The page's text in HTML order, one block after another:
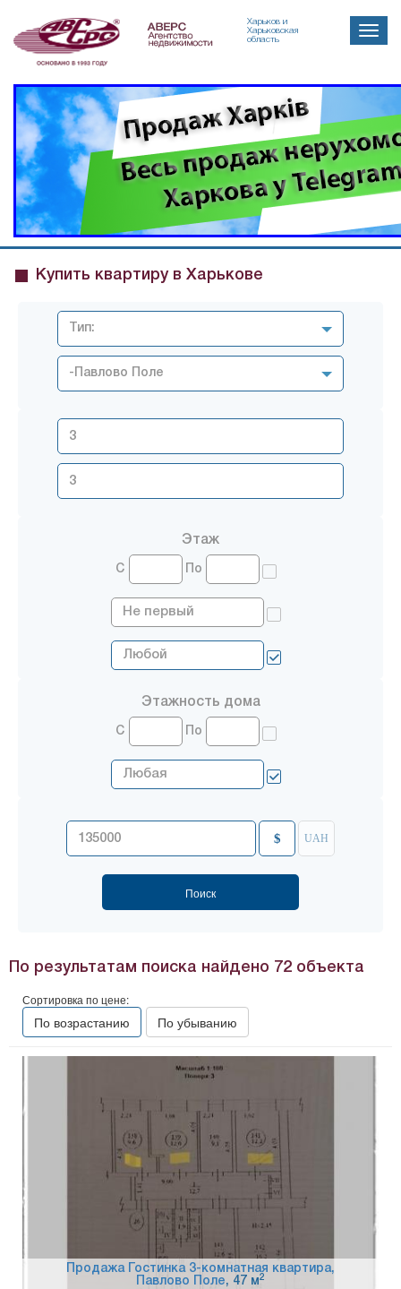
Харьков и
Харьковская
область
Toggle
Купить квартиру в Харькове
Тип:
-Павлово Поле
Этаж
С По
Этажность дома
С По
$ UAH
По результатам поиска найдено 72 объекта
Сортировка по цене:
По возрастанию По убыванию
Продажа Гостинка 3-комнатная квартира,
Павлово Поле, 47 м 2